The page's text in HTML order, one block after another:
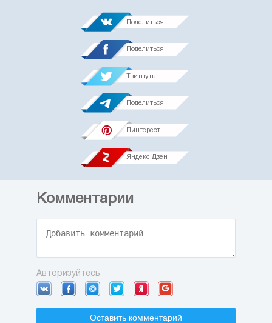
Поделиться
Поделиться
Твитнуть
Поделиться
Пинтерест
Яндекс.Дзен
Комментарии
Авторизуйтесь
Оставить комментарий